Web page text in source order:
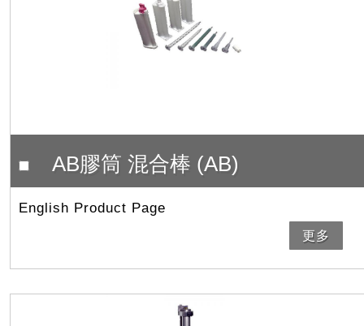
AB膠筒 混合棒 (AB)
English Product Page
更多